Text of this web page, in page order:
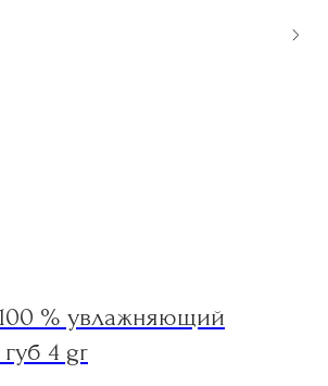
% увлажняющий
4 gr